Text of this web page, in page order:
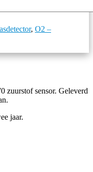
, O2 –
zuurstof sensor. Geleverd
jaar.